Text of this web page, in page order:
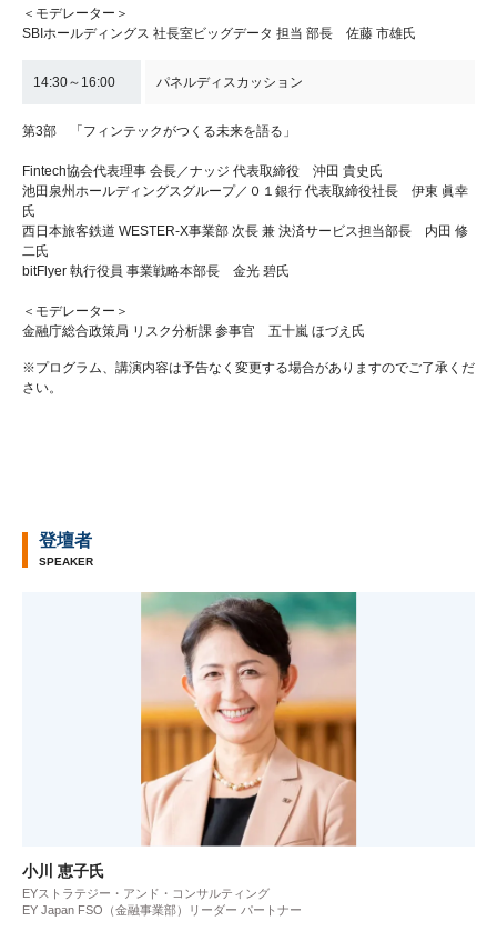
＜モデレーター＞
SBIホールディングス 社長室ビッグデータ 担当 部長 佐藤 市雄氏
14:30～16:00 パネルディスカッション
第3部 「フィンテックがつくる未来を語る」
Fintech協会代表理事 会長／ナッジ 代表取締役 沖田 貴史氏
池田泉州ホールディングスグループ／０１銀行 代表取締役社長 伊東 眞幸
氏
西日本旅客鉄道 WESTER-X事業部 次長 兼 決済サービス担当部長 内田 修
二氏
bitFlyer 執行役員 事業戦略本部長 金光 碧氏
＜モデレーター＞
金融庁総合政策局 リスク分析課 参事官 五十嵐 ほづえ氏
※プログラム、講演内容は予告なく変更する場合がありますのでご了承くだ
さい。
登壇者
SPEAKER
小川 恵子氏
EYストラテジー・アンド・コンサルティング
EY Japan FSO（金融事業部）リーダー パートナー